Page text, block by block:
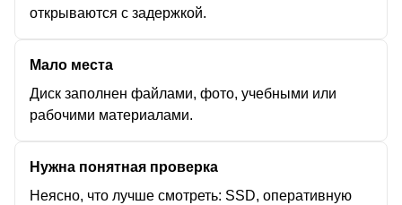
открываются с задержкой.
Мало места
Диск заполнен файлами, фото, учебными или
рабочими материалами.
Нужна понятная проверка
Неясно, что лучше смотреть: SSD, оперативную